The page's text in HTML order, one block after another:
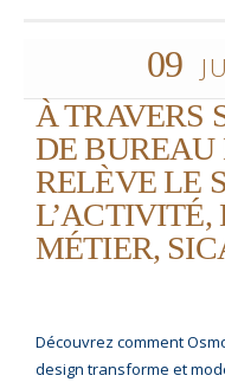
09
À TRAVERS
DE BUREAU
RELÈVE LE
L’ACTIVITÉ,
MÉTIER,
Découvrez comment
design transforme et